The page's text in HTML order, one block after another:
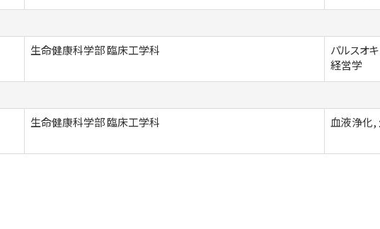
生命健康科学部 臨床工学科
パルスオ
経営学
生命健康科学部 臨床工学科 血液浄化